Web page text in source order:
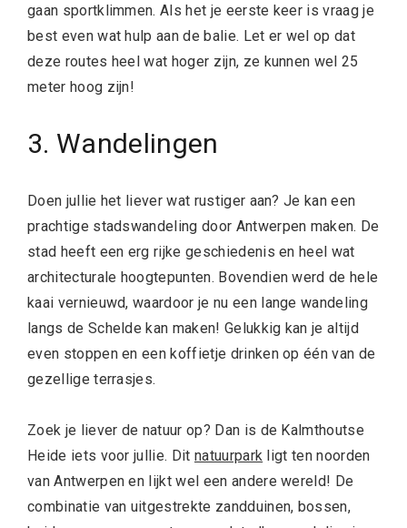
gaan sportklimmen. Als het je eerste keer is vraag je
best even wat hulp aan de balie. Let er wel op dat
deze routes heel wat hoger zijn, ze kunnen wel 25
meter hoog zijn!
3. Wandelingen
Doen jullie het liever wat rustiger aan? Je kan een
prachtige stadswandeling door Antwerpen maken. De
stad heeft een erg rijke geschiedenis en heel wat
architecturale hoogtepunten. Bovendien werd de hele
kaai vernieuwd, waardoor je nu een lange wandeling
langs de Schelde kan maken! Gelukkig kan je altijd
even stoppen en een koffietje drinken op één van de
gezellige terrasjes.
Zoek je liever de natuur op? Dan is de Kalmthoutse
Heide iets voor jullie. Dit natuurpark ligt ten noorden
van Antwerpen en lijkt wel een andere wereld! De
combinatie van uitgestrekte zandduinen, bossen,